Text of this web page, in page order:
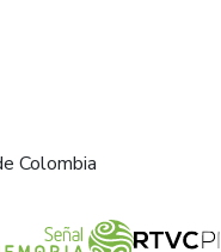
Colombia